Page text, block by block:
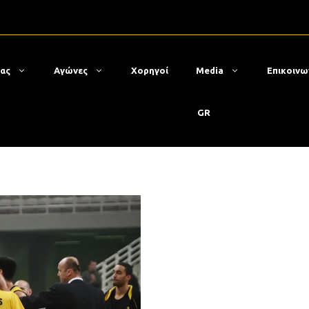
Αγώνες Χορηγοί Media
GR